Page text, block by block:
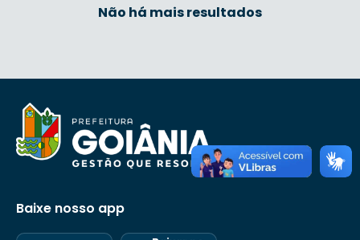
Não há mais resultados
Baixe nosso app